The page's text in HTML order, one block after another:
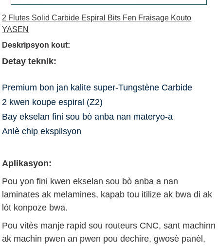
2 Flutes Solid Carbide Espiral Bits Fen Fraisage Kouto
YASEN
Deskripsyon kout:
Detay teknik:
Premium bon jan kalite super-Tungstène Carbide
2 kwen koupe espiral (Z2)
Bay ekselan fini sou bò anba nan materyo-a
Anlè chip ekspilsyon
Aplikasyon:
Pou yon fini kwen ekselan sou bò anba a nan
laminates ak melamines, kapab tou itilize ak bwa di ak
lòt konpoze bwa.
Pou vitès manje rapid sou routeurs CNC, sant machinn
ak machin pwen an pwen pou dechire, gwosè panèl,